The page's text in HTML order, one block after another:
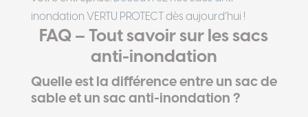
inondation VERTU PROTECT dès aujourd’hui !
FAQ – Tout savoir sur les sacs
anti-inondation
Quelle est la différence entre un sac de
sable et un sac anti-inondation ?